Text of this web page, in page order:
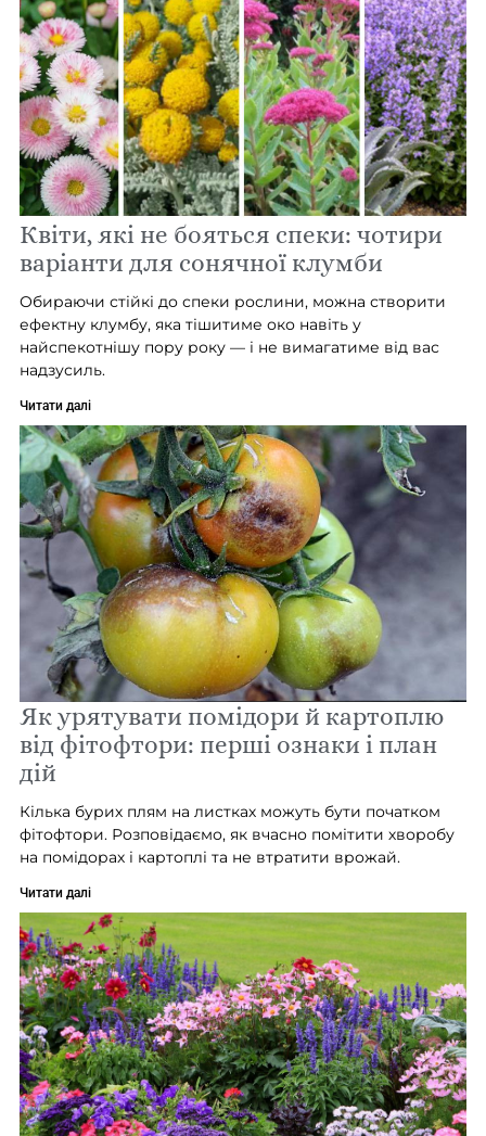
Квіти, які не бояться спеки: чотири
варіанти для сонячної клумби
Обираючи стійкі до спеки рослини, можна створити
ефектну клумбу, яка тішитиме око навіть у
найспекотнішу пору року — і не вимагатиме від вас
надзусиль.
Читати далі
Як урятувати помідори й картоплю
від фітофтори: перші ознаки і план
дій
Кілька бурих плям на листках можуть бути початком
фітофтори. Розповідаємо, як вчасно помітити хворобу
на помідорах і картоплі та не втратити врожай.
Читати далі